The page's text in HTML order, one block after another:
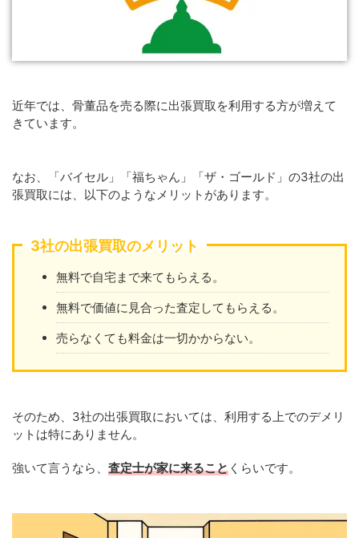
近年では、骨董品を売る際に出張買取を利用する方が増えて
きています。
なお、「バイセル」「福ちゃん」「ザ・ゴールド」の3社の出
張買取には、以下のようなメリットがあります。
3社の出張買取のメリット
無料で自宅まで来てもらえる。
無料で価値に見合った査定してもらえる。
売らなくても料金は一切かからない。
そのため、3社の出張買取においては、利用する上でのデメリ
ットは特にありません。
強いて言うなら、 査定士が家に来ること くらいです。